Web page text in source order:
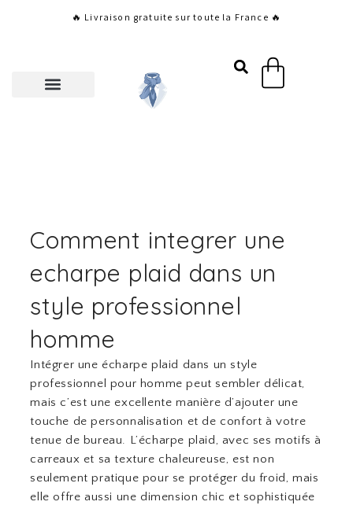
🔥 Livraison gratuite sur toute la France 🔥
Panier
Comment integrer une
echarpe plaid dans un
style professionnel
homme
Intégrer une écharpe plaid dans un style
professionnel pour homme peut sembler délicat,
mais c’est une excellente manière d’ajouter une
touche de personnalisation et de confort à votre
tenue de bureau. L’écharpe plaid, avec ses motifs à
carreaux et sa texture chaleureuse, est non
seulement pratique pour se protéger du froid, mais
elle offre aussi une dimension chic et sophistiquée